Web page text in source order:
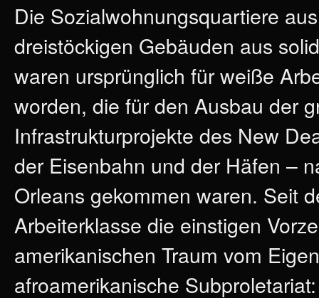
Die Sozialwohnungsquartiere
dreistöckigen Gebäuden aus
waren ursprünglich für weiße
worden, die für den Ausbau der
Infrastrukturprojekte des New
der Eisenbahn und der Häfen –
Orleans gekommen waren. Seit
Arbeiterklasse die einstigen
amerikanischen Traum vom
afroamerikanische